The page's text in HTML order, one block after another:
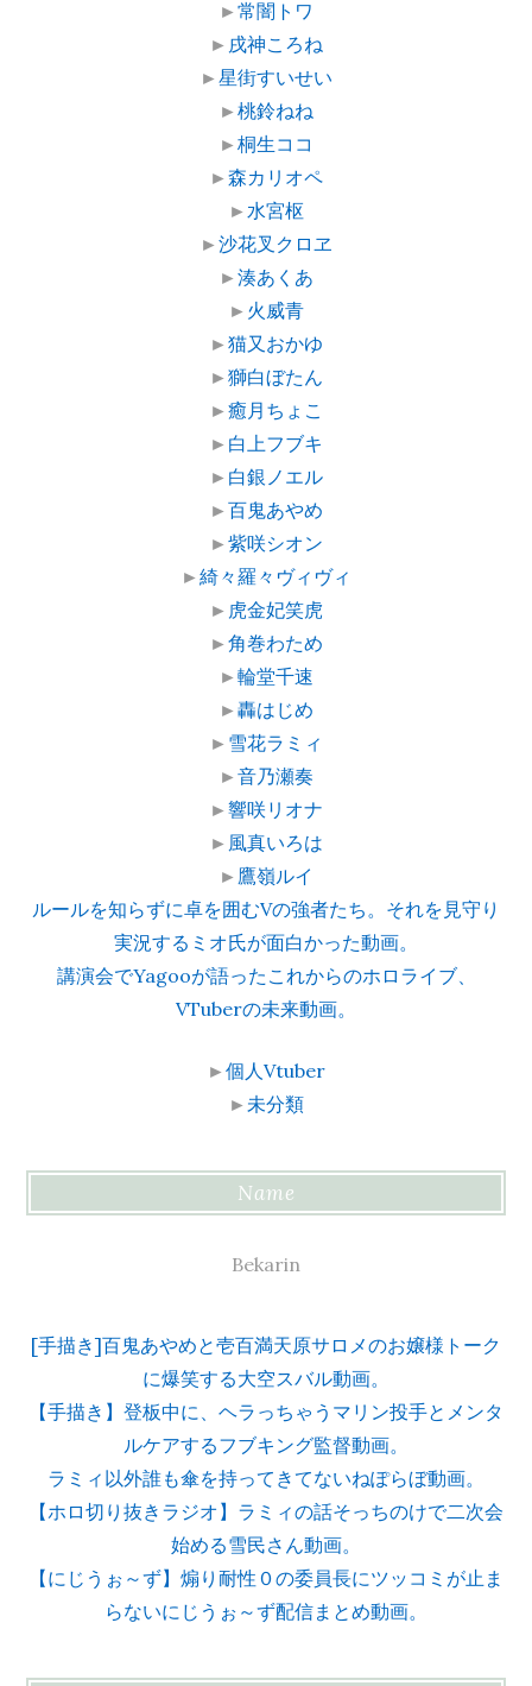
►常闇トワ
► 戌神ころね
►星街すいせい
►桃鈴ねね
►桐生ココ
►森カリオペ
► 水宮枢
►沙花叉クロヱ
►湊あくあ
► 火威青
►猫又おかゆ
►獅白ぼたん
►癒月ちょこ
► 白上フブキ
► 白銀ノエル
►百鬼あやめ
►紫咲シオン
►綺々羅々ヴィヴィ
► 虎金妃笑虎
►角巻わため
►輪堂千速
►轟はじめ
► 雪花ラミィ
►音乃瀬奏
►響咲リオナ
► 風真いろは
► 鷹嶺ルイ
ルールを知らずに卓を囲むVの強者たち。それを見守り
実況するミオ氏が面白かった動画。
講演会でYagooが語ったこれからのホロライブ、
VTuberの未来動画。
►個人Vtuber
► 未分類
Name
Bekarin
[手描き]百鬼あやめと壱百満天原サロメのお嬢様トーク
に爆笑する大空スバル動画。
【手描き】登板中に、ヘラっちゃうマリン投手とメンタ
ルケアするフブキング監督動画。
ラミィ以外誰も傘を持ってきてないねぽらぼ動画。
【ホロ切り抜きラジオ】ラミィの話そっちのけで二次会
始める雪民さん動画。
【にじうぉ～ず】煽り耐性０の委員長にツッコミが止ま
らないにじうぉ～ず配信まとめ動画。